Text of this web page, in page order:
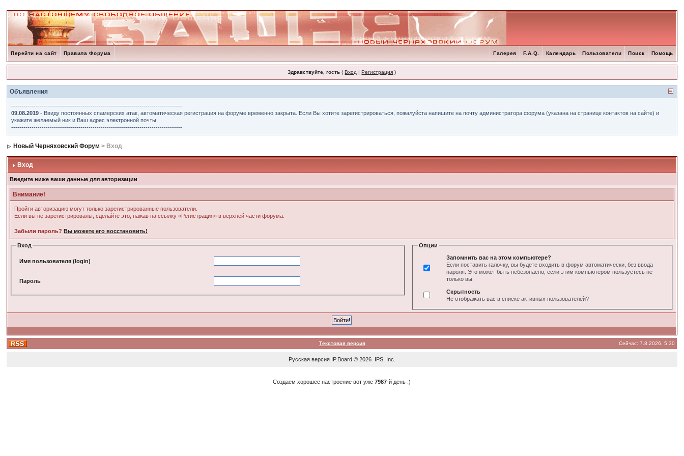
Перейти на сайт Правила Форума Помощь
Поиск
Пользователи
Календарь
F.A.Q.
Галерея
Здравствуйте, гость (Вход |Регистрация )
Объявления
------------------------------------------------------------------------------------
09.08.2019 - Ввиду постоянных спамерских атак, автоматическая регистрация на форуме временно закрыта. Если Вы хотите зарегистрироваться, пожалуйста напишите на почту администратора форума (указана на странице контактов на сайте) и
укажите желаемый ник и Ваш адрес электронной почты.
------------------------------------------------------------------------------------
Новый Черняховский Форум > Вход
Вход
Введите ниже ваши данные для авторизации
Внимание!
Пройти авторизацию могут только зарегистрированные пользователи.
Если вы не зарегистрированы, сделайте это, нажав на ссылку «Регистрация» в верхней части форума.
Забыли пароль?Вы можете его восстановить!
Вход
Имя пользователя (login)
Пароль
Опции
Запомнить вас на этом компьютере?
Если поставить галочку, вы будете входить в форум автоматически, без ввода
пароля. Это может быть небезопасно, если этим компьютером пользуетесь не
только вы.
Скрытность
Не отображать вас в списке активных пользователей?
Текстовая версия Сейчас: 7.8.2026, 5:30
Русская версия IP.Board© 2026 IPS, Inc
Создаем хорошее настроение вот уже7987-й день :)